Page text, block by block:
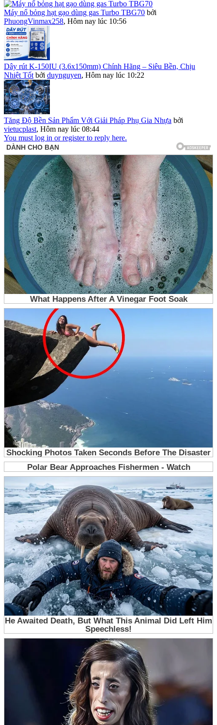
Máy nổ bỏng hạt gạo dùng gas Turbo TBG70 bởi
PhuongVinmax258, Hôm nay lúc 10:56
Dây rút K-150IU (3.6x150mm) Chính Hãng – Siêu Bền, Chịu
Nhiệt Tốt bởi duynguyen, Hôm nay lúc 10:22
Tăng Độ Bền Sản Phẩm Với Giải Pháp Phụ Gia Nhựa bởi
vietucplast, Hôm nay lúc 08:44
You must log in or register to reply here.